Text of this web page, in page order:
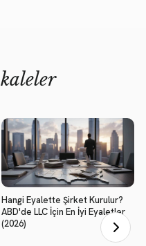
Hangi Eyalette Şirket Kurulur?
ABD'de LLC İçin En İyi Eyaletler
(2026)